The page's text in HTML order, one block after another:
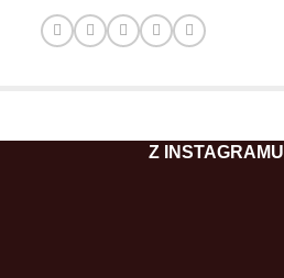
Z INSTAGRAMU